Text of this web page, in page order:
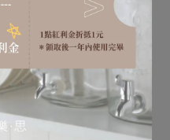
日本 SALUS佐藤金屬 英式
雙層點心架
NT$1,680
加入購物車